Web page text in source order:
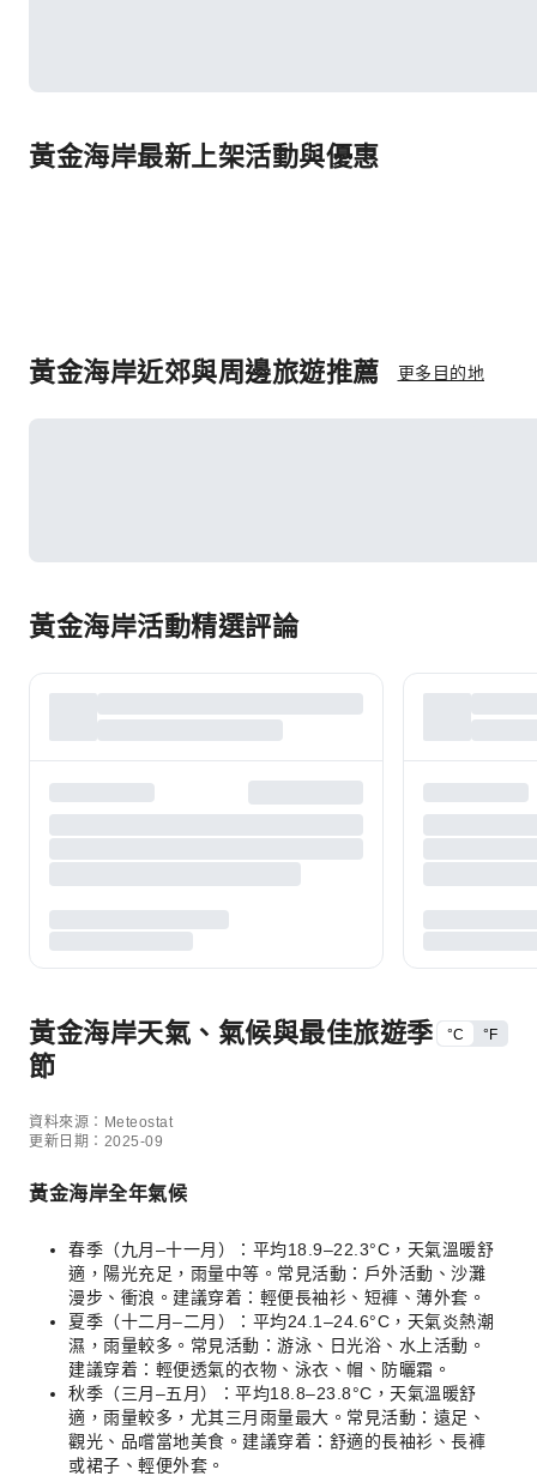
黃金海岸最新上架活動與優惠
黃金海岸近郊與周邊旅遊推薦 更多目的地
黃金海岸活動精選評論
黃金海岸天氣、氣候與最佳旅遊季
節
°C °F
資料來源：Meteostat
更新日期：2025-09
黃金海岸全年氣候
春季（九月–十一月）：平均18.9–22.3°C，天氣溫暖舒
適，陽光充足，雨量中等。常見活動：戶外活動、沙灘
漫步、衝浪。建議穿着：輕便長袖衫、短褲、薄外套。
夏季（十二月–二月）：平均24.1–24.6°C，天氣炎熱潮
濕，雨量較多。常見活動：游泳、日光浴、水上活動。
建議穿着：輕便透氣的衣物、泳衣、帽、防曬霜。
秋季（三月–五月）：平均18.8–23.8°C，天氣溫暖舒
適，雨量較多，尤其三月雨量最大。常見活動：遠足、
觀光、品嚐當地美食。建議穿着：舒適的長袖衫、長褲
或裙子、輕便外套。